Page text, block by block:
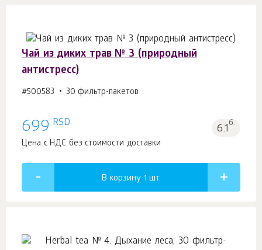
Чай из диких трав № 3 (природный
антистресс)
#500583 30 фильтр-пакетов
699 RSD 6.1б.
Цена с НДС без стоимости доставки
В корзину 1 шт.